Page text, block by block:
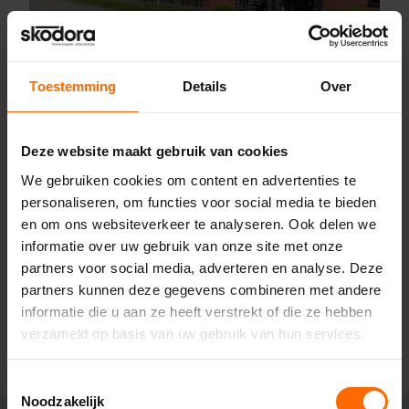
Toestemming Details Over
Deze website maakt gebruik van cookies
We gebruiken cookies om content en advertenties te
personaliseren, om functies voor social media te bieden
en om ons websiteverkeer te analyseren. Ook delen we
informatie over uw gebruik van onze site met onze
partners voor social media, adverteren en analyse. Deze
partners kunnen deze gegevens combineren met andere
informatie die u aan ze heeft verstrekt of die ze hebben
verzameld op basis van uw gebruik van hun services.
Noodzakelijk
Concordia
Marconilaan 5,
9207 JC Drachten
0513335000
drachten@skodora.nl
Selecteren als mijn vestiging
Bekijk vestiging info